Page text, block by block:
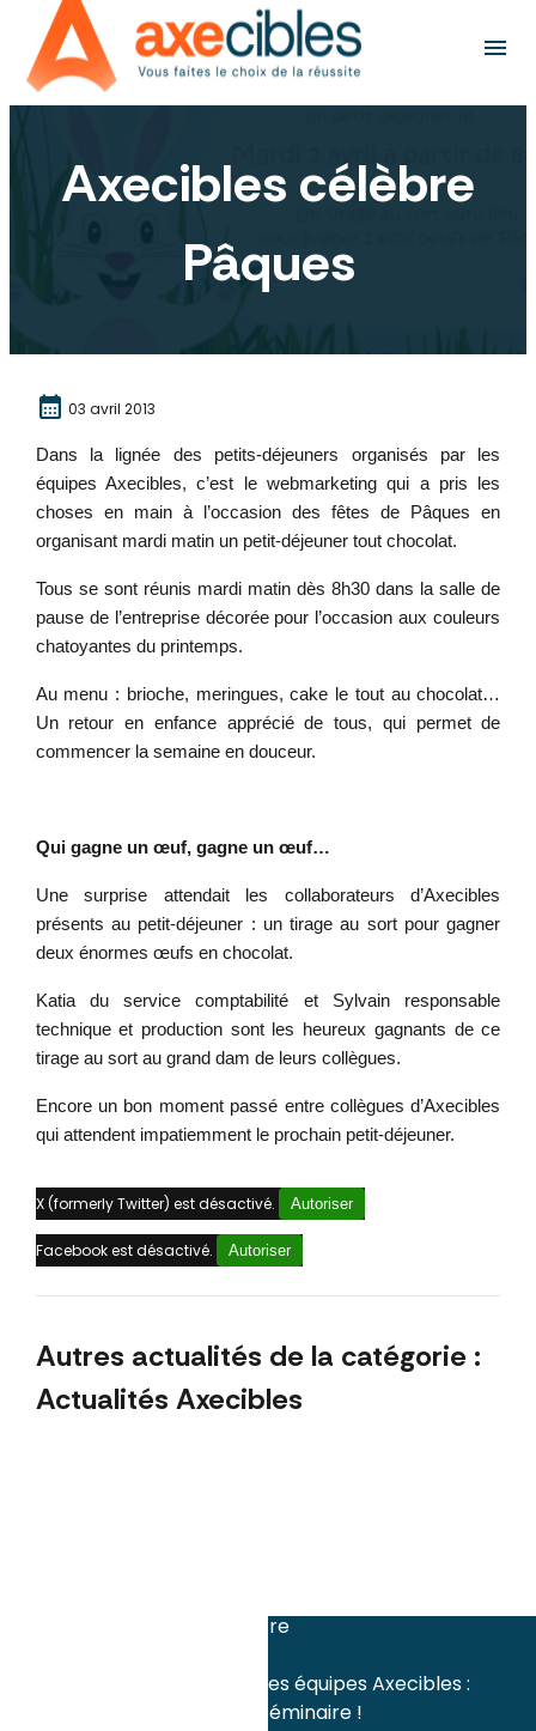
menu
Axecibles célèbre
Pâques
calendar_month 03 avril 2013
Dans la lignée des petits-déjeuners organisés par les
équipes Axecibles, c’est le webmarketing qui a pris les
choses en main à l’occasion des fêtes de Pâques en
organisant mardi matin un petit-déjeuner tout chocolat.
Tous se sont réunis mardi matin dès 8h30 dans la salle de
pause de l’entreprise décorée pour l’occasion aux couleurs
chatoyantes du printemps.
Au menu : brioche, meringues, cake le tout au chocolat…
Un retour en enfance apprécié de tous, qui permet de
commencer la semaine en douceur.
Qui gagne un œuf, gagne un œuf…
Une surprise attendait les collaborateurs d’Axecibles
présents au petit-déjeuner : un tirage au sort pour gagner
deux énormes œufs en chocolat.
Katia du service comptabilité et Sylvain responsable
technique et production sont les heureux gagnants de ce
tirage au sort au grand dam de leurs collègues.
Encore un bon moment passé entre collègues d’Axecibles
qui attendent impatiemment le prochain petit-déjeuner.
X (formerly Twitter) est désactivé. Autoriser
Facebook est désactivé. Autoriser
Autres actualités de la catégorie :
Actualités Axecibles
Semaine du bien-être
Les engagements des équipes Axecibles :
renouvelés lors du séminaire !
Panneau de gestion des cookies